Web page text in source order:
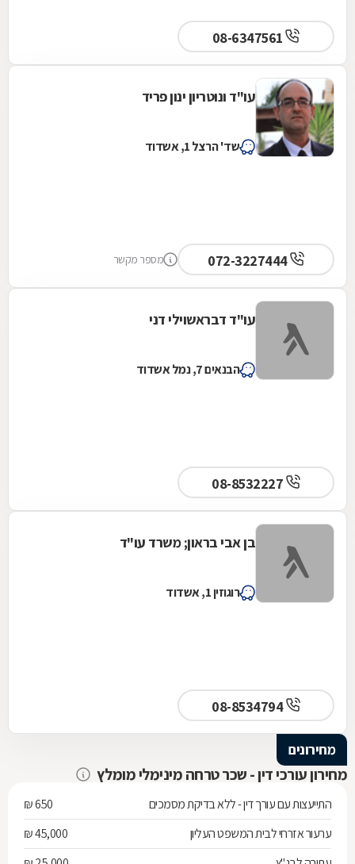
08-6347561
עו"ד ונוטריון ינון פריד
שד' הרצל 1, אשדוד
072-3227444 מספר מקשר
עו"ד דבראשוילי דני
הבנאים 7, נמל אשדוד
בן אבי בראון; משרד עו"ד
רוגוזין 1, אשדוד
08-8534794
מחירונים
מחירון עורכי דין - שכר טרחה מינימלי מומלץ
התייעצות עם עורך דין - ללא בדיקת מסמכים
650 ₪
ערעור אזרחי לבית המשפט העליון
45,000 ₪